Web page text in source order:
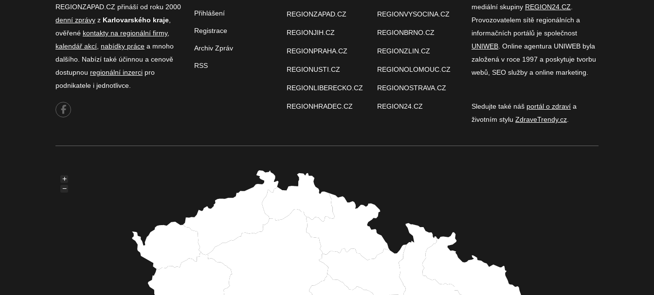
REGIONZAPAD.CZ přináší od roku 2000
denní zprávy z Karlovarského kraje
ověřené kontakty na regionální firmy,
kalendář akcí nabídky práce a mnoho
dalšího. Nabízí také účinnou a cenově
dostupnou regionální inzerci pro
podnikatele i jednotlivce.
Přihlášení
Registrace
Archiv Zpráv
RSS
REGIONZAPAD.CZ
REGIONJIH.CZ
REGIONPRAHA.CZ
REGIONUSTI.CZ
REGIONLIBERECKO.CZ
REGIONHRADEC.CZ
REGIONVYSOCINA.CZ
REGIONBRNO.CZ
REGIONZLIN.CZ
REGIONOLOMOUC.CZ
REGIONOSTRAVA.CZ
REGION24.CZ
mediální skupiny REGION24.CZ
Provozovatelem sítě regionálních a
informačních portálů je společnost
UNIWEB . Online agentura UNIWEB byla
založená v roce 1997 a poskytuje tvorbu
webů, SEO služby a online marketing.
Sledujte také náš portál o zdraví a
životním stylu ZdraveTrendy.cz
+
−